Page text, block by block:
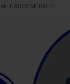
HABER MERKEZI